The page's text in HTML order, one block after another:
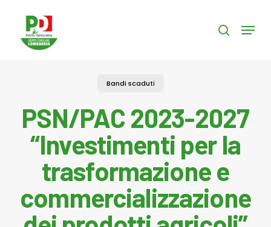
content
search
Menu
Bandi scaduti
PSN/PAC 2023-2027
“Investimenti per la
trasformazione e
commercializzazione